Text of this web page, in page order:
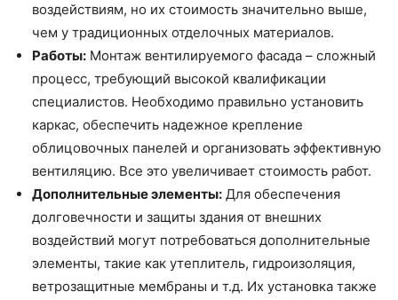
воздействиям, но их стоимость значительно выше,
чем у традиционных отделочных материалов.
Работы: Монтаж вентилируемого фасада – сложный
процесс, требующий высокой квалификации
специалистов. Необходимо правильно установить
каркас, обеспечить надежное крепление
облицовочных панелей и организовать эффективную
вентиляцию. Все это увеличивает стоимость работ.
Дополнительные элементы: Для обеспечения
долговечности и защиты здания от внешних
воздействий могут потребоваться дополнительные
элементы, такие как утеплитель, гидроизоляция,
ветрозащитные мембраны и т.д. Их установка также